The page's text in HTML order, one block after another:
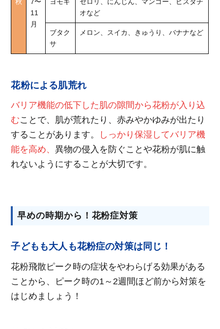
11
月
オなど
ブタク
サ
メロン、スイカ、きゅうり、バナナなど
花粉による肌荒れ
バリア機能の低下した肌の隙間から花粉が入り込
むことで、肌が荒れたり、赤みやかゆみが出たり
することがあります。
しっかり保湿してバリア機
能を高め、異物の侵入を防ぐことや花粉が肌に触
れないようにすることが大切です。
早めの時期から！花粉症対策
子どもも大人も花粉症の対策は同じ！
花粉飛散ピーク時の症状をやわらげる効果がある
ことから、ピーク時の1～2週間ほど前から対策を
はじめましょう！